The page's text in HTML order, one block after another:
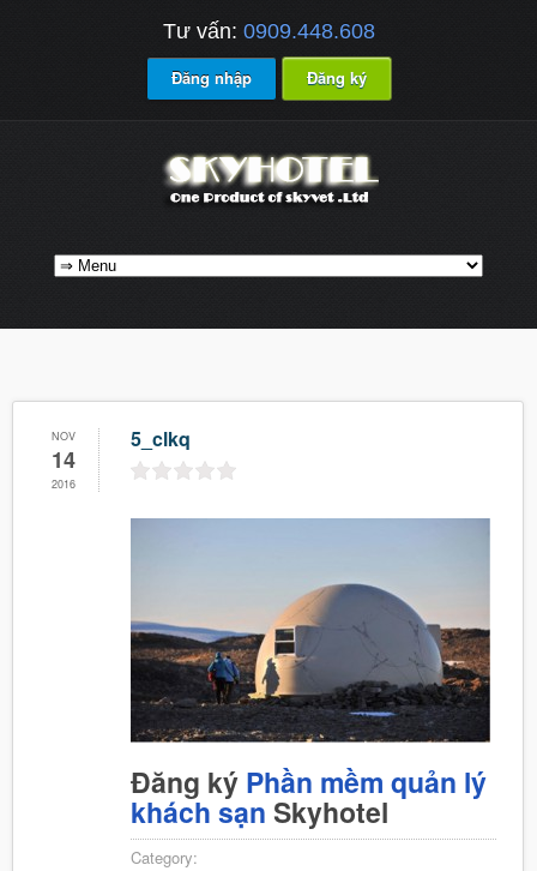
Tư vấn: 0909.448.608
Đăng nhập Đăng ký
NOV
14
2016
5_clkq
Đăng ký Phần mềm quản lý
khách sạn Skyhotel
Category: